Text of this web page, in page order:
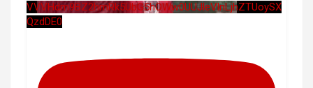
VVVHdm9BZ2hmRk5UbG5hOWw0UUJleVlnLjhZTUoySX
QzdDE0